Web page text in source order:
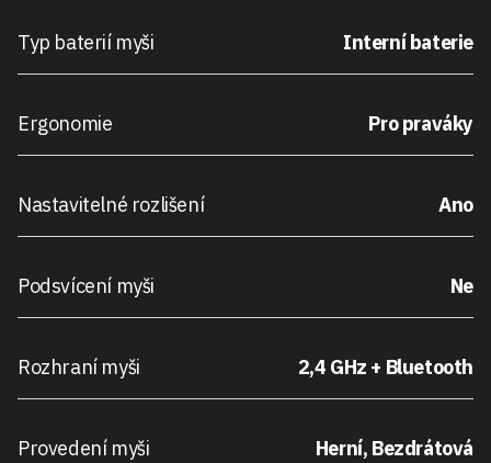
Typ baterií myši Interní baterie
Ergonomie Pro praváky
Nastavitelné rozlišení Ano
Podsvícení myši Ne
Rozhraní myši 2,4 GHz + Bluetooth
Provedení myši Herní, Bezdrátová